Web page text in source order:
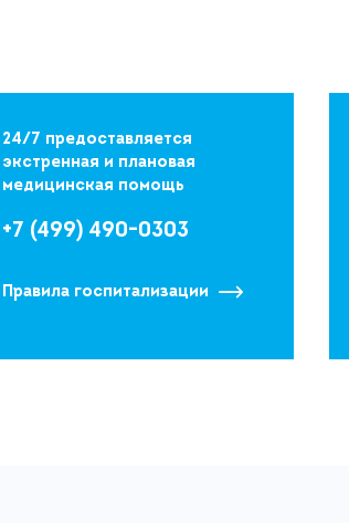
24/7 предоставляется
экстренная и плановая
медицинская помощь
+7 (499) 490-0303
Правила госпитализации